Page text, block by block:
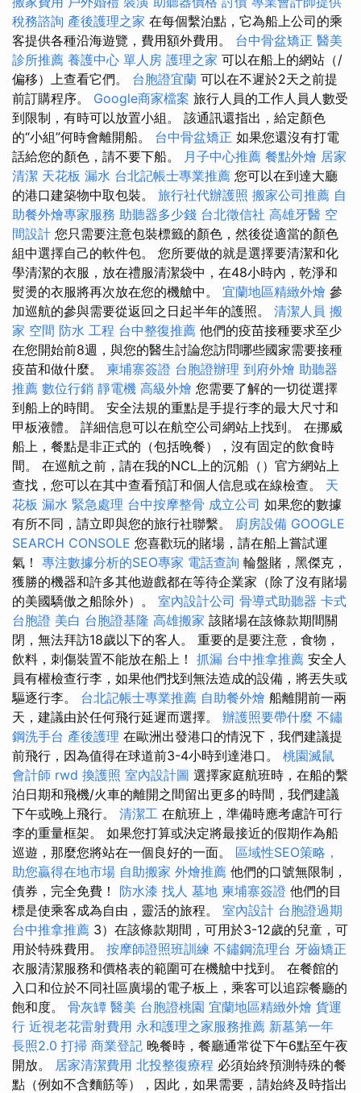
稅務諮詢 產後護理之家 在每個繫泊點，它為船上公司的乘
客提供各種沿海遊覽，費用額外費用。 台中骨盆矯正 醫美
診所推薦 養護中心 單人房 護理之家 可以在船上的網站（/
偏移）上查看它們。 台胞證宜蘭 可以在不遲於2天之前提
前訂購程序。 Google商家檔案 旅行人員的工作人員人數受
到限制，有時可以放置小組。 該通訊還指出，給定顏色
的“小組”何時會離開船。 台中骨盆矯正 如果您還沒有打電
話給您的顏色，請不要下船。 月子中心推薦 餐點外燴 居家
清潔 天花板 漏水 台北記帳士專業推薦 您可以在到達大廳
的港口建築物中取包裝。 旅行社代辦護照 搬家公司推薦 自
助餐外燴專家服務 助聽器多少錢 台北徵信社 高雄牙醫 空
間設計 您只需要注意包裝標籤的顏色，然後從適當的顏色
組中選擇自己的軟件包。 您所要做的就是選擇要清潔和化
學清潔的衣服，放在禮服清潔袋中，在48小時內，乾淨和
熨燙的衣服將再次放在您的機艙中。 宜蘭地區精緻外燴 參
加巡航的參與需要從返回之日起半年的護照。 清潔人員 搬
家 空間 防水 工程 台中整復推薦 他們的疫苗接種要求至少
在您開始前8週，與您的醫生討論您訪問哪些國家需要接種
疫苗和做什麼。 柬埔寨簽證 台胞證辦理 到府外燴 助聽器
推薦 數位行銷 靜電機 高級外燴 您需要了解的一切從選擇
到船上的時間。 安全法規的重點是手提行李的最大尺寸和
甲板液體。 詳細信息可以在航空公司網站上找到。 在挪威
船上，餐點是非正式的（包括晚餐），沒有固定的飲食時
間。 在巡航之前，請在我的NCL上的沉船（）官方網站上
查找，您可以在其中查看預訂和個人信息或在線檢查。 天
花板 漏水 緊急處理 台中按摩整骨 成立公司 如果您的數據
有所不同，請立即與您的旅行社聯繫。 廚房設備 GOOGLE
SEARCH CONSOLE 您喜歡玩的賭場，請在船上嘗試運
氣！ 專注數據分析的SEO專家 電話查詢 輪盤賭，黑傑克，
獲勝的機器和許多其他遊戲都在等待企業家（除了沒有賭場
的美國驕傲之船除外）。 室內設計公司 骨導式助聽器 卡式
台胞證 美白 台胞證基隆 高雄搬家 該賭場在該條款期間關
閉，無法拜訪18歲以下的客人。 重要的是要注意，食物，
飲料，刺傷裝置不能放在船上！ 抓漏 台中推拿推薦 安全人
員有權檢查行李，如果他們找到無法造成的設備，將丟失或
驅逐行李。 台北記帳士專業推薦 自助餐外燴 船離開前一兩
天，建議由於任何飛行延遲而選擇。 辦護照要帶什麼 不鏽
鋼洗手台 產後護理 在歐洲出發港口的情況下，我們建議提
前飛行，因為值得在球道前3-4小時到達港口。 桃園滅鼠
會計師 rwd 換護照 室內設計圖 選擇家庭航班時，在船的繫
泊日期和飛機/火車的離開之間留出更多的時間，我們建議
下午或晚上飛行。 清潔工 在航班上，準備時應考慮許可行
李的重量框架。 如果您打算或決定將最接近的假期作為船
巡遊，那麼您將站在一個良好的一面。 區域性SEO策略，
助您贏得在地市場 自助搬家 外燴推薦 他們的口號無限制，
債券，完全免費！ 防水漆 找人 墓地 柬埔寨簽證 他們的目
標是使乘客成為自由，靈活的旅程。 室內設計 台胞證過期
台中推拿推薦 3）在該條款期間，可用於3-12歲的兒童，可
用於特殊費用。 按摩師證照班訓練 不鏽鋼流理台 牙齒矯正
衣服清潔服務和價格表的範圍可在機艙中找到。 在餐館的
入口和位於不同社區廣場的電子板上，乘客可以追踪餐廳的
飽和度。 骨灰罈 醫美 台胞證桃園 宜蘭地區精緻外燴 貨運
行 近視老花雷射費用 永和護理之家服務推薦 新墓第一年
長照2.0 打掃 商業登記 晚餐時，餐廳通常從下午6點至午夜
開放。 居家清潔費用 北投整復療程 必須始終預測特殊的餐
點（例如不含麵筋等），因此，如果需要，請始終及時指出